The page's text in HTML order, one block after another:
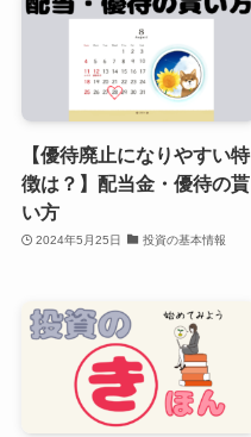
【優待廃止になりやすい特
徴は？】配当金・優待の貰
い方
2024年5月25日 投資の基本情報